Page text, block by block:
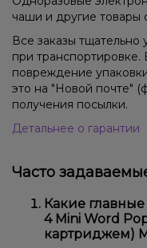
чаши и другие товары
Все заказы тщательно
при транспортировке.
повреждение
это на "Новой почте"
получения посылки.
Детальнее о гарантии
Часто
Какие главные
4 Mini Word
картриджем)